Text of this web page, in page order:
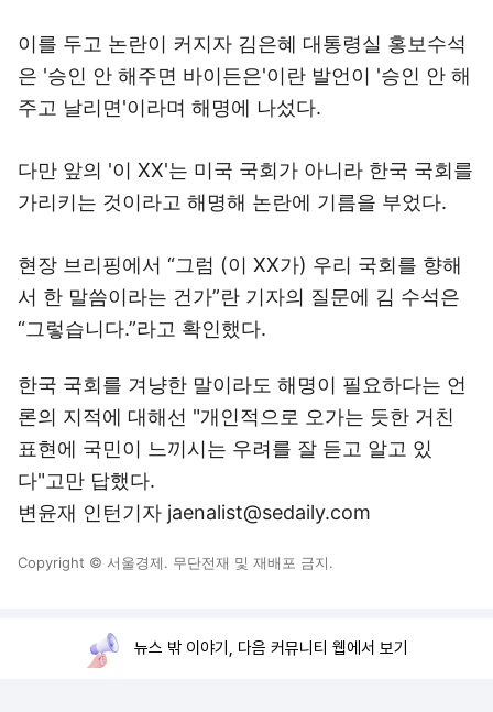
이를 두고 논란이 커지자 김은혜 대통령실 홍보수석
은 '승인 안 해주면 바이든은'이란 발언이 '승인 안 해
주고 날리면'이라며 해명에 나섰다.
다만 앞의 '이 XX'는 미국 국회가 아니라 한국 국회를
가리키는 것이라고 해명해 논란에 기름을 부었다.
현장 브리핑에서 “그럼 (이 XX가) 우리 국회를 향해
서 한 말씀이라는 건가”란 기자의 질문에 김 수석은
“그렇습니다.”라고 확인했다.
한국 국회를 겨냥한 말이라도 해명이 필요하다는 언
론의 지적에 대해선 "개인적으로 오가는 듯한 거친
표현에 국민이 느끼시는 우려를 잘 듣고 알고 있
다"고만 답했다.
변윤재 인턴기자 jaenalist@sedaily.com
Copyright © 서울경제. 무단전재 및 재배포 금지.
뉴스 밖 이야기, 다음 커뮤니티 웹에서 보기